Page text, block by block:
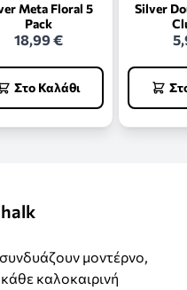
Meta Floral 5
Pack
18,99 €
Στο Καλάθι
Silver
μοντέρνο,
καλοκαιρινή